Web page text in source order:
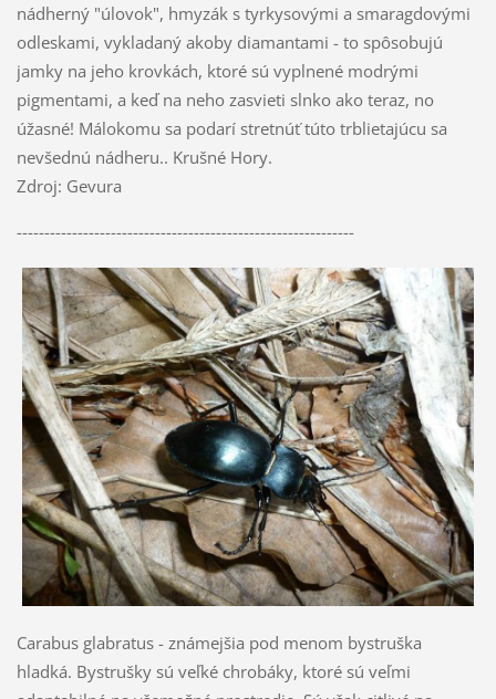
nádherný "úlovok", hmyzák s tyrkysovými a smaragdovými
odleskami, vykladaný akoby diamantami - to spôsobujú
jamky na jeho krovkách, ktoré sú vyplnené modrými
pigmentami, a keď na neho zasvieti slnko ako teraz, no
úžasné! Málokomu sa podarí stretnúť túto trblietajúcu sa
nevšednú nádheru.. Krušné Hory.
Zdroj: Gevura
-------------------------------------------------------------
Carabus glabratus - známejšia pod menom bystruška
hladká. Bystrušky sú veľké chrobáky, ktoré sú veľmi